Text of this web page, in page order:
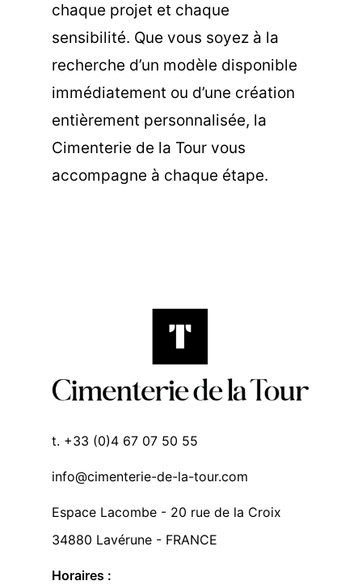
chaque projet et chaque
sensibilité. Que vous soyez à la
recherche d’un modèle disponible
immédiatement ou d’une création
entièrement personnalisée, la
Cimenterie de la Tour vous
accompagne à chaque étape.
t. +33 (0)4 67 07 50 55
info@cimenterie-de-la-tour.com
Espace Lacombe - 20 rue de la Croix
34880 Lavérune - FRANCE
Horaires :